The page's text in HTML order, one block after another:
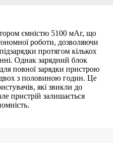
ємністю 5100 мАг, що
роботи, дозволяючи
протягом кількох
Однак зарядний блок
повної зарядки пристрою
двох з половиною годин. Це
які звикли до
пристрій залишається